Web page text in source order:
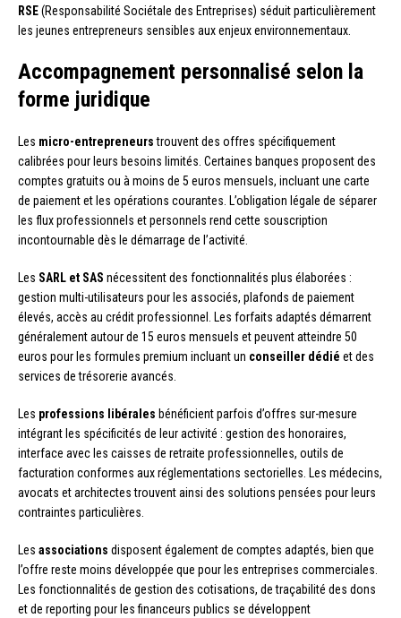
RSE(Responsabilité Sociétale des Entreprises) séduit particulièrement
les jeunes entrepreneurs sensibles aux enjeux environnementaux.
Accompagnement personnalisé selon la
forme juridique
Les micro-entrepreneurstrouvent des offres spécifiquement
calibrées pour leurs besoins limités. Certaines banques proposent des
comptes gratuits ou à moins de 5 euros mensuels, incluant une carte
de paiement et les opérations courantes. L’obligation légale de séparer
les flux professionnels et personnels rend cette souscription
incontournable dès le démarrage de l’activité.
Les SARL et SAS nécessitent des fonctionnalités plus élaborées :
gestion multi-utilisateurs pour les associés, plafonds de paiement
élevés, accès au crédit professionnel. Les forfaits adaptés démarrent
généralement autour de 15 euros mensuels et peuvent atteindre 50
euros pour les formules premium incluant un conseiller dédié et des
services de trésorerie avancés.
Les professions libérales bénéficient parfois d’offres sur-mesure
intégrant les spécificités de leur activité : gestion des honoraires,
interface avec les caisses de retraite professionnelles, outils de
facturation conformes aux réglementations sectorielles. Les médecins,
avocats et architectes trouvent ainsi des solutions pensées pour leurs
contraintes particulières.
Les associations disposent également de comptes adaptés, bien que
l’offre reste moins développée que pour les entreprises commerciales.
Les fonctionnalités de gestion des cotisations, de traçabilité des dons
et de reporting pour les financeurs publics se développent